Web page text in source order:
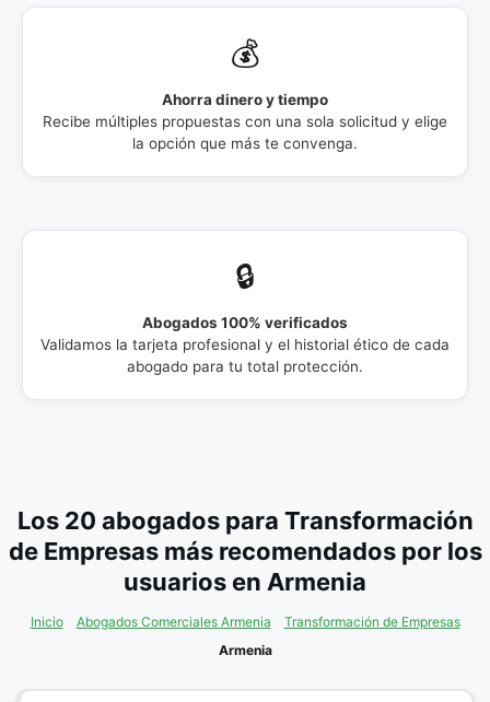
💰
Ahorra dinero y tiempo
Recibe múltiples propuestas con una sola solicitud y elige
la opción que más te convenga.
🔒
Abogados 100% verificados
Validamos la tarjeta profesional y el historial ético de cada
abogado para tu total protección.
Los 20 abogados para Transformación
de Empresas más recomendados por los
usuarios en Armenia
Inicio Abogados Comerciales Armenia
Transformación de Empresas
Armenia